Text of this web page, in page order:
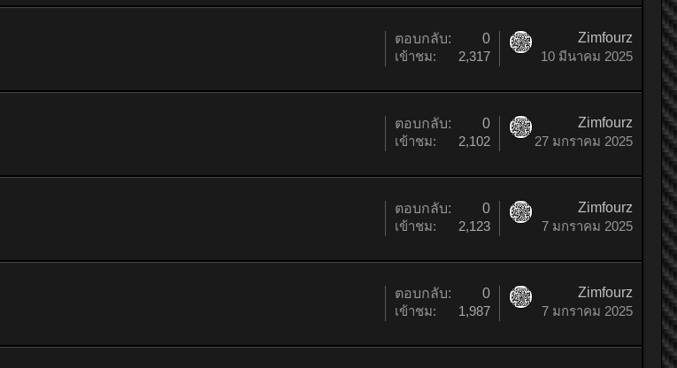
ตอบกลับ:
0
เข้าชม:
2,317
Zimfourz
10 มีนาคม 2025
ตอบกลับ:
0
เข้าชม:
2,102
Zimfourz
27 มกราคม 2025
ตอบกลับ:
0
เข้าชม:
2,123
Zimfourz
7 มกราคม 2025
ตอบกลับ:
0
เข้าชม:
1,987
Zimfourz
7 มกราคม 2025